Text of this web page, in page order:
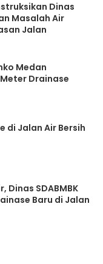
Dinas
Masalah Air
Jalan
Medan
Drainase
di Jalan Air Bersih
Dinas SDABMBK
Baru di Jalan